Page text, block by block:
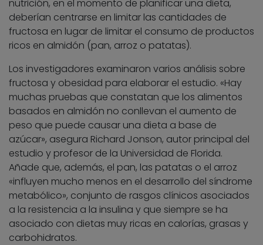
nutrición, en el momento de planificar una dieta,
deberían centrarse en limitar las cantidades de
fructosa en lugar de limitar el consumo de productos
ricos en almidón (pan, arroz o patatas).
Los investigadores examinaron varios análisis sobre
fructosa y obesidad para elaborar el estudio. «Hay
muchas pruebas que constatan que los alimentos
basados en almidón no conllevan el aumento de
peso que puede causar una dieta a base de
azúcar», asegura Richard Jonson, autor principal del
estudio y profesor de la Universidad de Florida.
Añade que, además, el pan, las patatas o el arroz
«influyen mucho menos en el desarrollo del síndrome
metabólico», conjunto de rasgos clínicos asociados
a la resistencia a la insulina y que siempre se ha
asociado con dietas muy ricas en calorías, grasas y
carbohidratos.